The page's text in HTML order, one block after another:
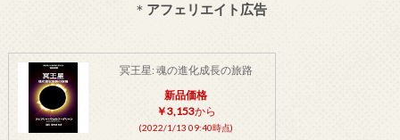
＊ アフェリエイト広告
冥王星: 魂の進化成長の旅路
新品価格
￥3,153から
(2022/1/13 09:40時点)